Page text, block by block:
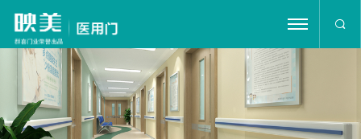
公司简介
产品展示